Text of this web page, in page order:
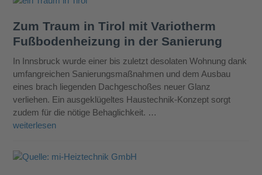
Zum Traum in Tirol mit Variotherm
Fußbodenheizung in der Sanierung
In Innsbruck wurde einer bis zuletzt desolaten Wohnung dank
umfangreichen Sanierungsmaßnahmen und dem Ausbau
eines brach liegenden Dachgeschoßes neuer Glanz
verliehen. Ein ausgeklügeltes Haustechnik-Konzept sorgt
zudem für die nötige Behaglichkeit. …
weiterlesen